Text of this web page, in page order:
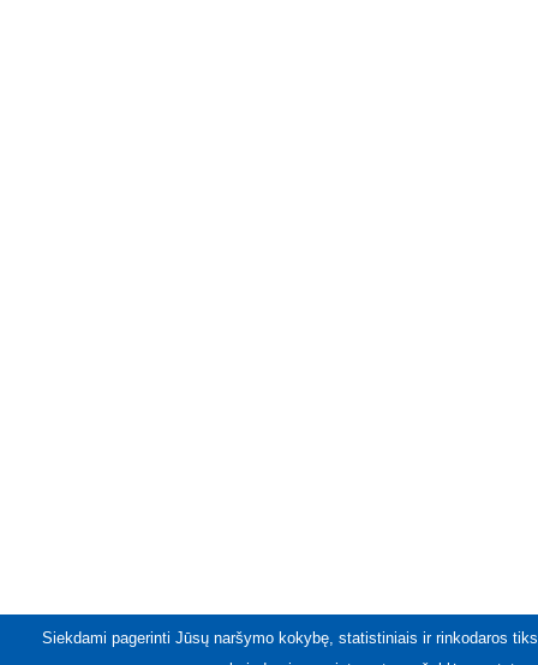
Siekdami pagerinti Jūsų naršymo kokybę, statistiniais ir rinkodaros